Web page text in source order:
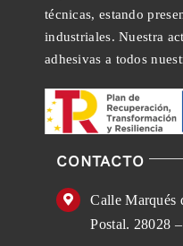
técnicas, estando
industriales. Nuestra
adhesivas a todos
CONTACTO
Calle Marqués
Postal. 28028